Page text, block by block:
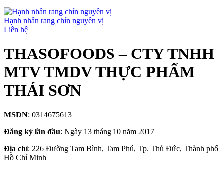
Hạnh nhân rang chín nguyên vị
Liên hệ
THASOFOODS – CTY TNHH
MTV TMDV THỰC PHẨM
THÁI SƠN
MSDN: 0314675613
Đăng ký lần đầu: Ngày 13 tháng 10 năm 2017
Địa chỉ: 226 Đường Tam Bình, Tam Phú, Tp. Thủ Đức, Thành phố
Hồ Chí Minh